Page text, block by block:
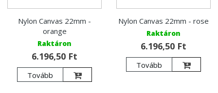
Nylon Canvas 22mm -
orange
Raktáron
6.196,50 Ft
Tovább
Nylon Canvas 22mm - rose
Raktáron
6.196,50 Ft
Tovább